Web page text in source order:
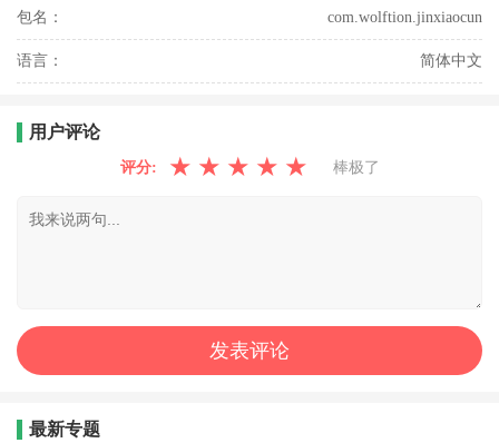
包名： com.wolftion.jinxiaocun
语言： 简体中文
用户评论
评分: ★ ★ ★ ★ ★ 棒极了
最新专题